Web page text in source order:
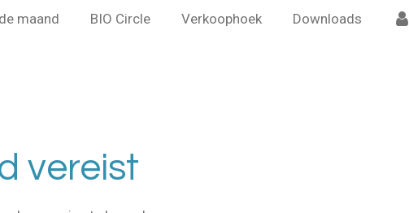
maand BIO Circle Verkoophoek Downloads
vereist